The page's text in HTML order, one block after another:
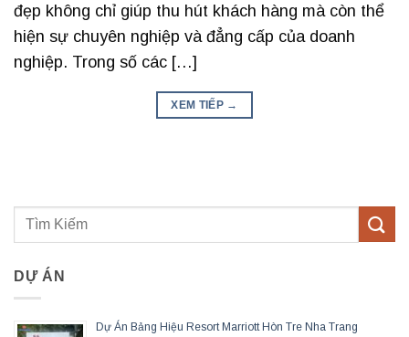
đẹp không chỉ giúp thu hút khách hàng mà còn thể
hiện sự chuyên nghiệp và đẳng cấp của doanh
nghiệp. Trong số các […]
XEM TIẾP →
DỰ ÁN
Dự Án Bảng Hiệu Resort Marriott Hòn Tre Nha Trang